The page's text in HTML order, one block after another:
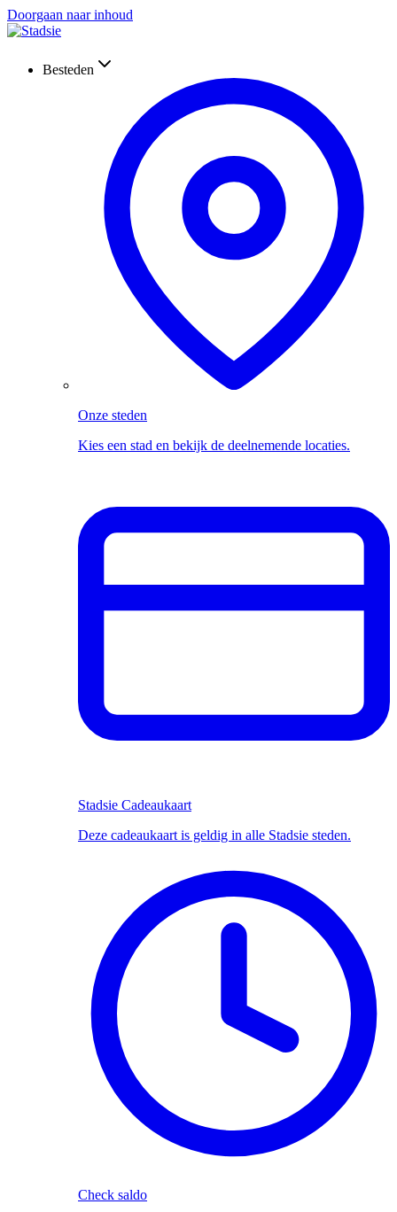
Doorgaan naar inhoud
Besteden
Onze steden
Kies een stad en bekijk de deelnemende locaties.
Stadsie Cadeaukaart
Deze cadeaukaart is geldig in alle Stadsie steden.
Check saldo